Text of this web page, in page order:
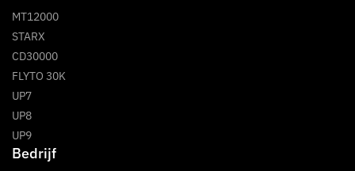
MT12000
STARX
CD30000
FLYTO 30K
UP7
UP8
UP9
Bedrijf